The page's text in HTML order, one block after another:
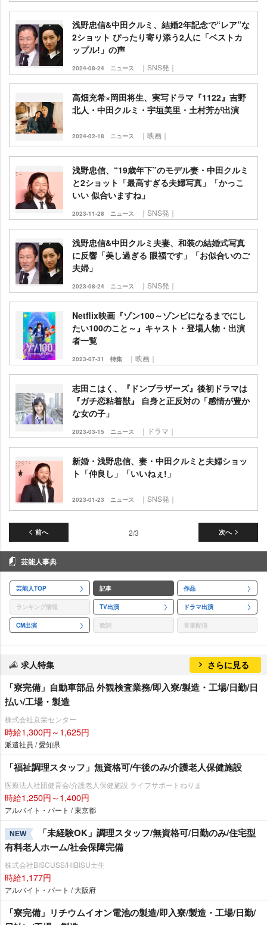
浅野忠信&中田クルミ、結婚2年記念で“レア”な
2ショット ぴったり寄り添う2人に「ベストカ
ップル!」の声
2024-08-24 ニュース ｜SNS発｜
高畑充希×岡田将生、実写ドラマ『1122』吉野
北人・中田クルミ・宇垣美里・土村芳が出演
2024-02-18 ニュース ｜映画｜
浅野忠信、“19歳年下”のモデル妻・中田クルミ
と2ショット「最高すぎる夫婦写真」「かっこ
いい 似合いますね」
2023-11-28 ニュース ｜SNS発｜
浅野忠信&中田クルミ夫妻、和装の結婚式写真
に反響「美し過ぎる 眼福です」「お似合いのご
夫婦」
2023-08-24 ニュース ｜SNS発｜
Netflix映画『ゾン100～ゾンビになるまでにし
たい100のこと～』キャスト・登場人物・出演
者一覧
2023-07-31 特集 ｜映画｜
志田こはく、『ドンブラザーズ』後初ドラマは
『ガチ恋粘着獣』 自身と正反対の「感情が豊か
な女の子」
2023-03-15 ニュース ｜ドラマ｜
新婚・浅野忠信、妻・中田クルミと夫婦ショッ
ト「仲良し」「いいねぇ!」
2023-01-23 ニュース ｜SNS発｜
前へ 次へ
2/3
芸能人事典
芸能人TOP 記事 作品
ランキング情報 TV出演 ドラマ出演
CM出演 歌詞 音楽配信
求人特集 さらに見る
「寮完備」自動車部品 外観検査業務/即入寮/製造・工場/日勤/日
払い/工場・製造
株式会社京栄センター
時給1,300円～1,625円
派遣社員 / 愛知県
「福祉調理スタッフ」無資格可/午後のみ/介護老人保健施設
医療法人社団健育会/介護老人保健施設 ライフサポートねりま
時給1,250円～1,400円
アルバイト・パート / 東京都
NEW
「未経験OK」調理スタッフ/無資格可/日勤のみ/住宅型
有料老人ホーム/社会保障完備
株式会社BISCUSS/HIBISU土生
時給1,177円
アルバイト・パート / 大阪府
「寮完備」リチウムイオン電池の製造/即入寮/製造・工場/日勤/